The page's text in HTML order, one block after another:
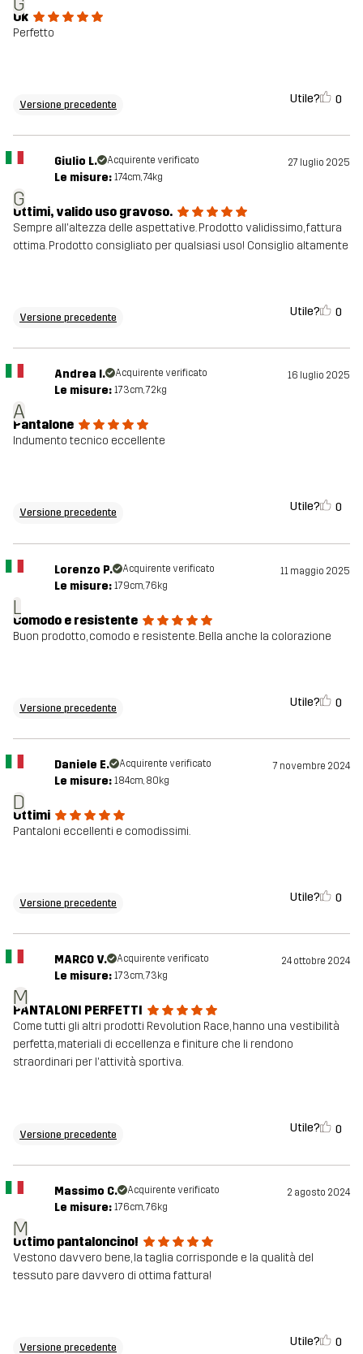
Ok
Perfetto
Versione precedente Utile? 0
G
Giulio L. Acquirente verificato 27 luglio 2025
Le misure: 174cm, 74kg
Ottimi, valido uso gravoso.
Sempre all'altezza delle aspettative. Prodotto validissimo, fattura
ottima. Prodotto consigliato per qualsiasi uso! Consiglio altamente
Versione precedente Utile? 0
A
Andrea I. Acquirente verificato 16 luglio 2025
Le misure: 173cm, 72kg
Pantalone
Indumento tecnico eccellente
Versione precedente Utile? 0
L
Lorenzo P. Acquirente verificato 11 maggio 2025
Le misure: 179cm, 76kg
Comodo e resistente
Buon prodotto, comodo e resistente. Bella anche la colorazione
Versione precedente Utile? 0
D
Daniele E. Acquirente verificato 7 novembre 2024
Le misure: 184cm, 80kg
Ottimi
Pantaloni eccellenti e comodissimi.
Versione precedente Utile? 0
M
MARCO V. Acquirente verificato 24 ottobre 2024
Le misure: 173cm, 73kg
PANTALONI PERFETTI
Come tutti gli altri prodotti Revolution Race, hanno una vestibilità
perfetta, materiali di eccellenza e finiture che li rendono
straordinari per l'attività sportiva.
Versione precedente Utile? 0
M
Massimo C. Acquirente verificato 2 agosto 2024
Le misure: 176cm, 76kg
Ottimo pantaloncino!
Vestono davvero bene, la taglia corrisponde e la qualità del
tessuto pare davvero di ottima fattura!
Versione precedente Utile? 0